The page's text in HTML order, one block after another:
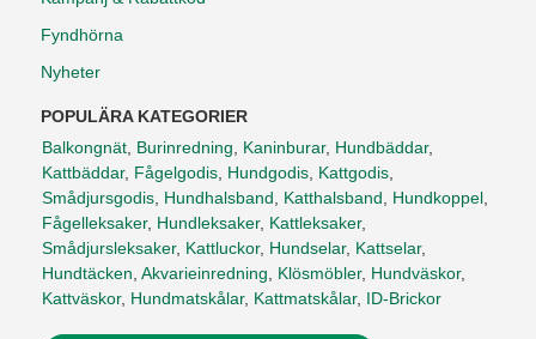
Fyndhörna
Nyheter
POPULÄRA KATEGORIER
Balkongnät, Burinredning, Kaninburar, Hundbäddar,
Kattbäddar, Fågelgodis, Hundgodis, Kattgodis,
Smådjursgodis, Hundhalsband, Katthalsband, Hundkoppel,
Fågelleksaker, Hundleksaker, Kattleksaker,
Smådjursleksaker, Kattluckor, Hundselar, Kattselar,
Hundtäcken, Akvarieinredning, Klösmöbler, Hundväskor,
Kattväskor, Hundmatskålar, Kattmatskålar, ID-Brickor